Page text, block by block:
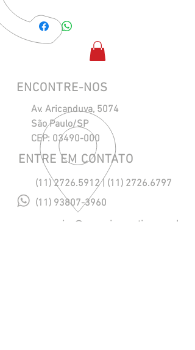
ENCONTRE-NOS
Av. Aricanduva, 5074
São Paulo/SP
CEP: 03490-000
ENTRE EM CONTATO
(11) 2726.5912| (11) 2726.6797
(11) 93807-3960
maresias@maresiasnautica.com.br